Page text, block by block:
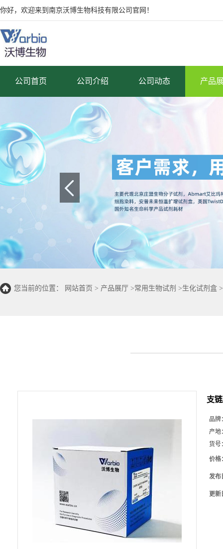
你好，欢迎来到南京沃博生物科技有限公司官网！
公司首页 公司介绍 公司动态 产品
您当前的位置： 网站首页 > 产品展厅 >常用生物试剂 >生化试剂盒 >
支
品牌
产地
货号
价格
发布
更新